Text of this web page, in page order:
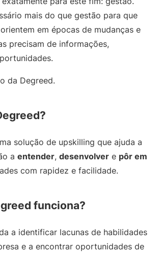
mais do que gestão para que
em épocas de mudanças e
precisam de informações,
da Degreed.
solução de upskilling que ajuda a
a entender, desenvolver e pôr em
com rapidez e facilidade.
funciona?
a identificar lacunas de habilidades
e a encontrar oportunidades de